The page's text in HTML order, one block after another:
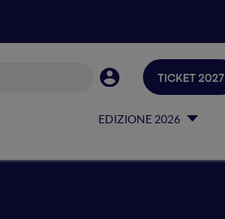
EDIZIONE 2026
TICKET 2027